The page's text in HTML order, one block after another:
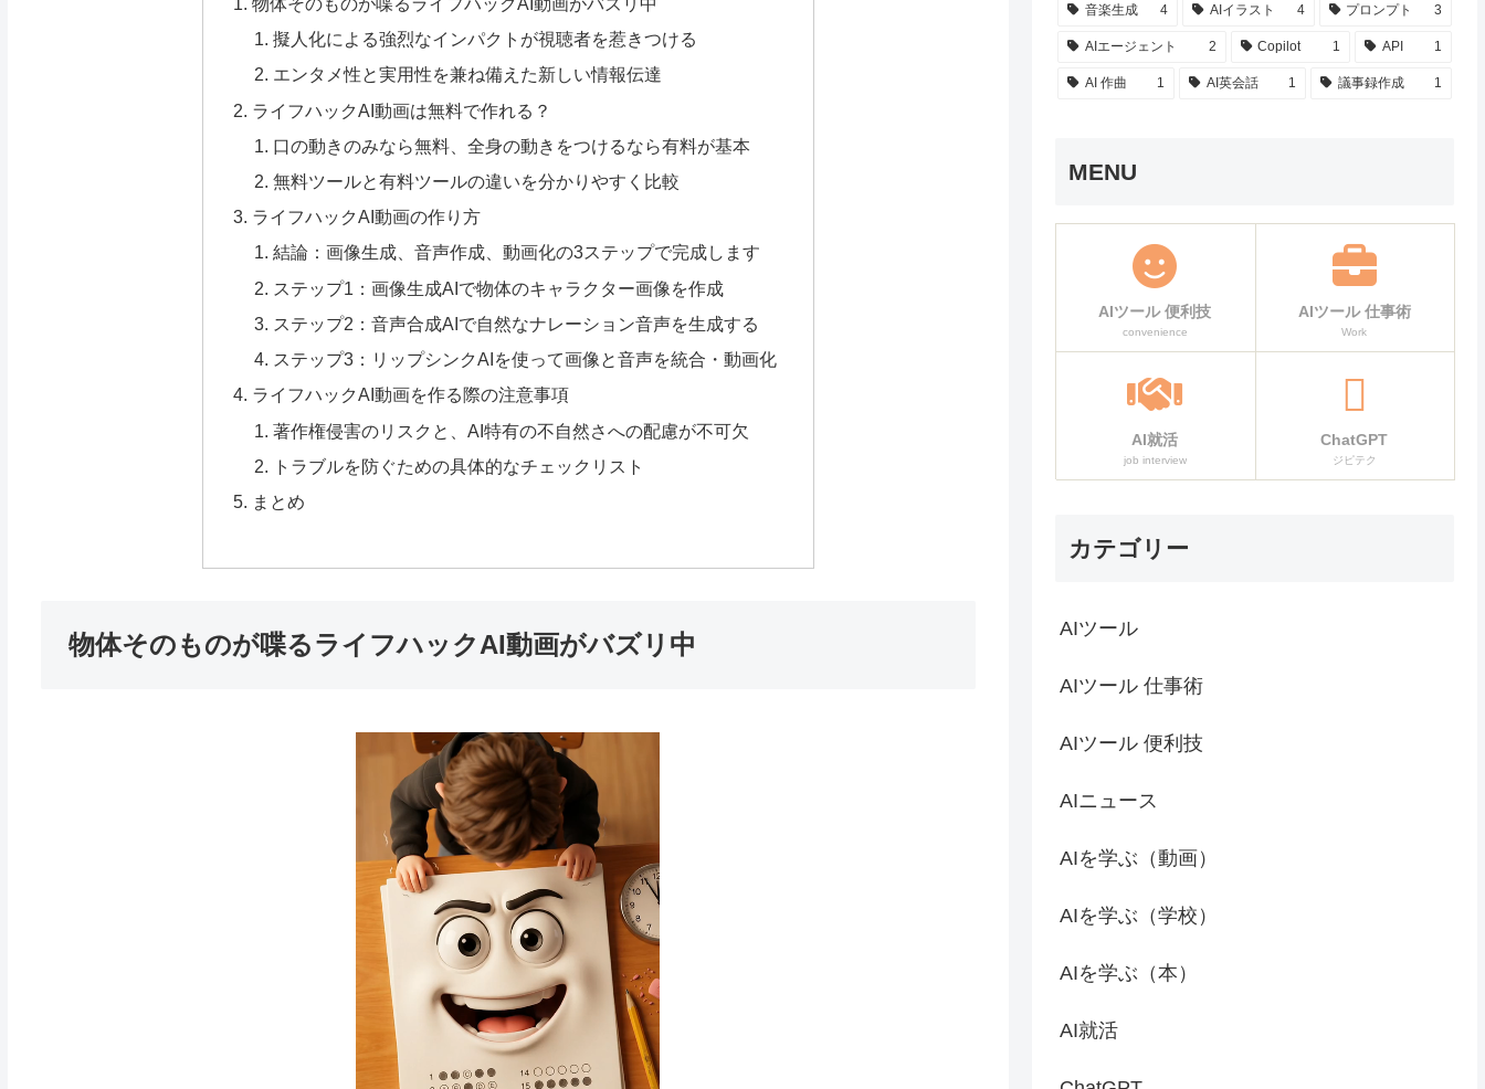
擬人化による強烈なインパクトが視聴者を惹きつける
エンタメ性と実用性を兼ね備えた新しい情報伝達
ライフハックAI動画は無料で作れる？
口の動きのみなら無料、全身の動きをつけるなら有料が基本
無料ツールと有料ツールの違いを分かりやすく比較
ライフハックAI動画の作り方
結論：画像生成、音声作成、動画化の3ステップで完成します
ステップ1：画像生成AIで物体のキャラクター画像を作成
ステップ2：音声合成AIで自然なナレーション音声を生成する
ステップ3：リップシンクAIを使って画像と音声を統合・動画化
ライフハックAI動画を作る際の注意事項
著作権侵害のリスクと、AI特有の不自然さへの配慮が不可欠
トラブルを防ぐための具体的なチェックリスト
まとめ
物体そのものが喋るライフハックAI動画がバズリ中
音楽生成 4 AIイラスト 4 プロンプト 3
AIエージェント 2 Copilot 1 API 1
AI 作曲 1 AI英会話 1 議事録作成 1
MENU
AIツール 便利技
convenience
AIツール 仕事術
Work
AI就活
job interview
ChatGPT
ジピテク
カテゴリー
AIツール
AIツール 仕事術
AIツール 便利技
AIニュース
AIを学ぶ（動画）
AIを学ぶ（学校）
AIを学ぶ（本）
AI就活